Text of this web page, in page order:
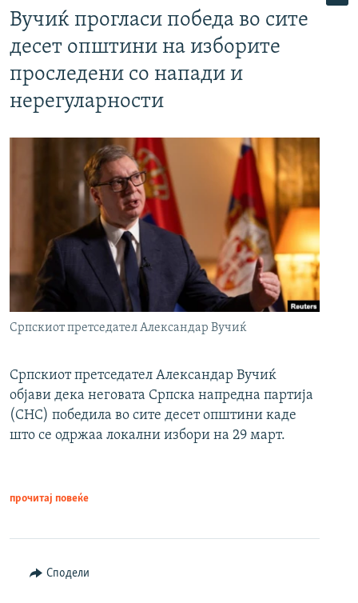
Вучиќ прогласи победа во сите
десет општини на изборите
проследени со напади и
нерегуларности
Српскиот претседател Александар Вучиќ
Српскиот претседател Александар Вучиќ
објави дека неговата Српска напредна партија
(СНС) победила во сите десет општини каде
што се одржаа локални избори на 29 март.
прочитај повеќе
Сподели